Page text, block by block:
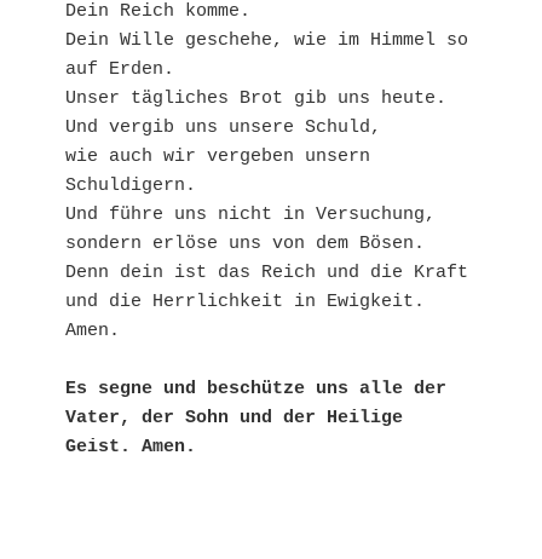
Dein Reich komme.
Dein Wille geschehe, wie im Himmel so
auf Erden.
Unser tägliches Brot gib uns heute.
Und vergib uns unsere Schuld,
wie auch wir vergeben unsern
Schuldigern.
Und führe uns nicht in Versuchung,
sondern erlöse uns von dem Bösen.
Denn dein ist das Reich und die Kraft
und die Herrlichkeit in Ewigkeit.
Amen.
Es segne und beschütze uns alle der
Vater, der Sohn und der Heilige
Geist. Amen.